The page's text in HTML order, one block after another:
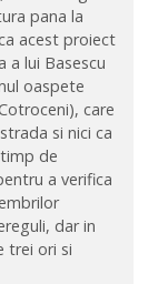
pana la
acest proiect
a lui Basescu
oaspete
care
si nici ca
de
a verifica
dar in
trei ori si